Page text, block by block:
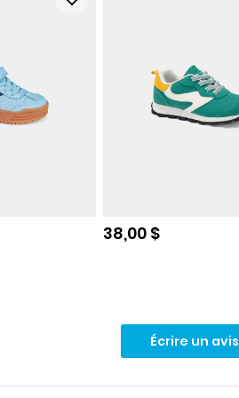
Prix de solde
38,00 $
Écrire un avis